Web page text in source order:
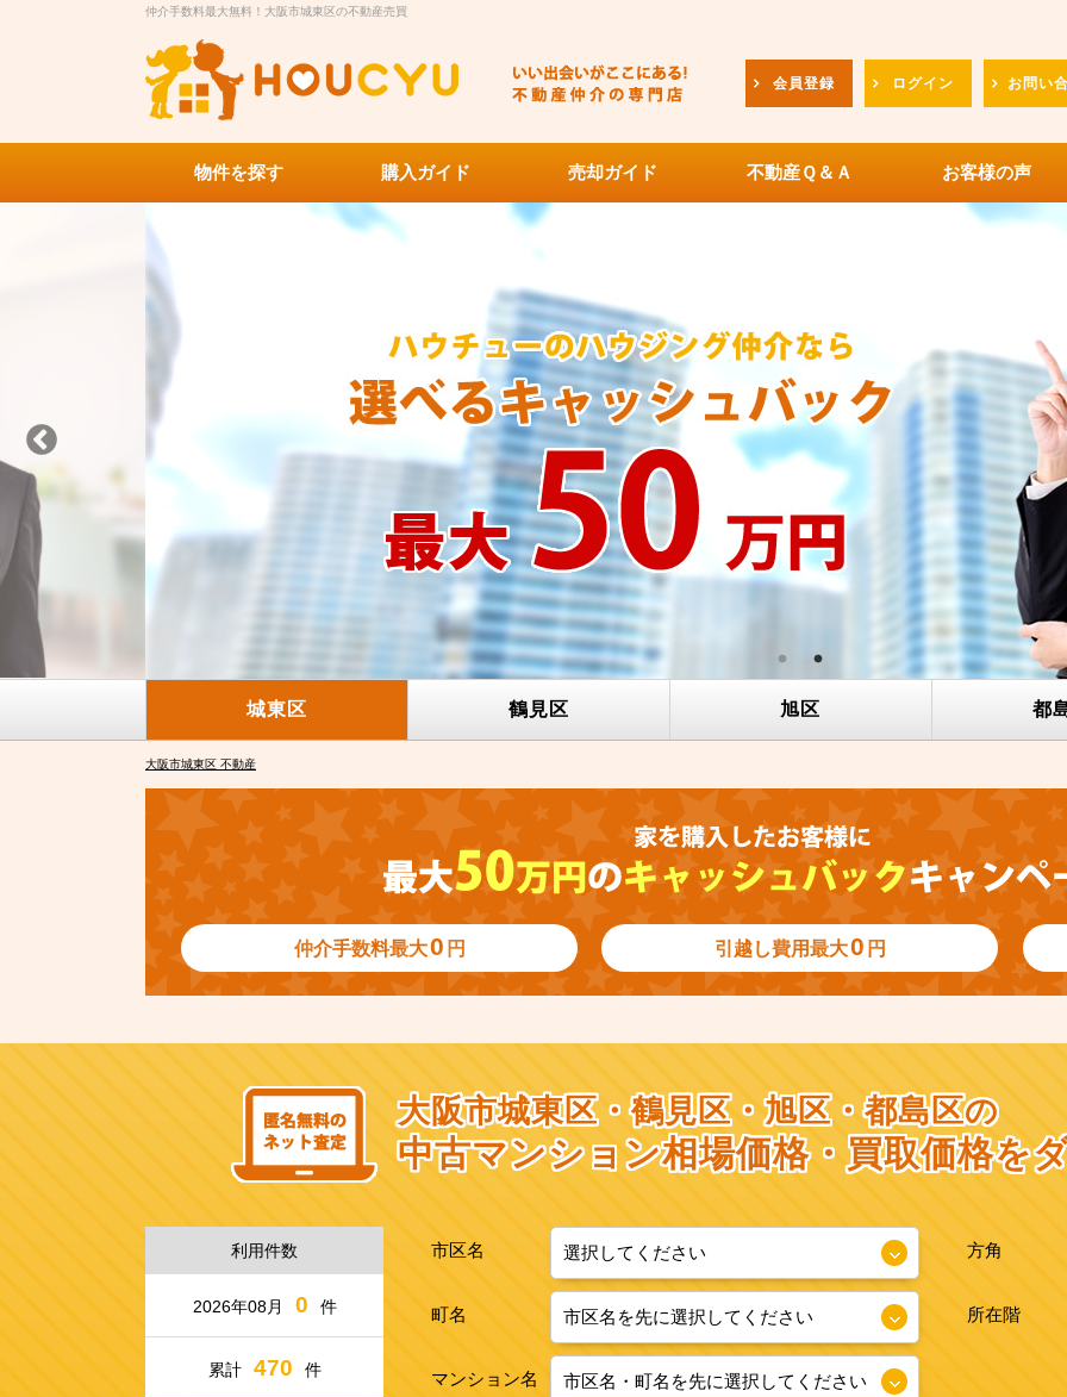
仲介手数料最大無料！大阪市城東区の不動産売買
会員登録 ログイン お問い
物件を探す 購入ガイド 売却ガイド 不動産Ｑ＆Ａ お客様の声
城東区 鶴見区 旭区 都
大阪市城東区 不動産
仲介手数料最大0 円 引越し費用最大0 円
大阪市城東区・鶴見区・旭区・都島区の
中古マンション相場価格・ 買取価格を
利用件数
2026年08月 0 件
累計 470 件
市区名
町名
マンション名
方角
所在階